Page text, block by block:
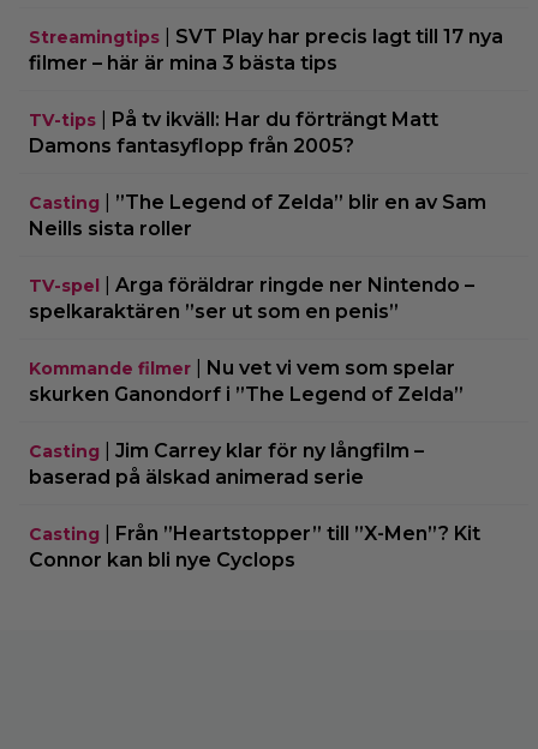
Streamingtips
SVT Play har precis lagt till 17 nya
filmer – här är mina 3 bästa tips
TV-tips
På tv ikväll: Har du förträngt Matt
Damons fantasyflopp från 2005?
Casting
”The Legend of Zelda” blir en av Sam
Neills sista roller
TV-spel
Arga föräldrar ringde ner Nintendo –
spelkaraktären ”ser ut som en penis”
Kommande filmer
Nu vet vi vem som spelar
skurken Ganondorf i ”The Legend of Zelda”
Casting
Jim Carrey klar för ny långfilm –
baserad på älskad animerad serie
Casting
Från ”Heartstopper” till ”X-Men”? Kit
Connor kan bli nye Cyclops